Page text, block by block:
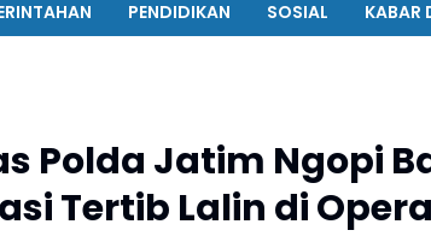
PENDIDIKAN SOSIAL KABAR
Polda Jatim Ngopi
Tertib Lalin di